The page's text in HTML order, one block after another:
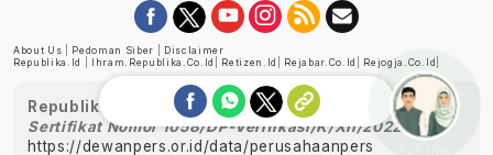
About Us Pedoman Siber
Disclaimer
Republika.id
Ihram.republika.co.id Retizen.id Rejabar.co.id Rejogja.co.id
Republika telah diverifikasi oleh Dewan Pers
Sertifikat Nomor 1058/DP-Verifikasi/K/XII/2022
https://dewanpers.or.id/data/perusahaanpers